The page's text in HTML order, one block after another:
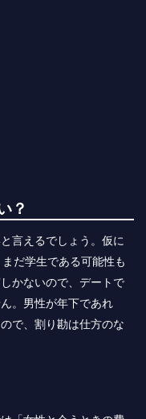
？
言えるでしょう。仮に
だ学生である可能性も
かないので、デートで
。男性が年下であれ
で、割り勘は仕方のな